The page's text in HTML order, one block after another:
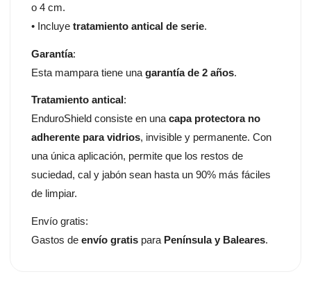
o 4 cm.
• Incluyetratamiento antical de serie.
Garantía:
Esta mampara tiene unagarantía de 2 años.
Tratamiento antical:
EnduroShield consiste en una capa protectora no
adherente para vidrios, invisible y permanente. Con
una única aplicación, permite que los restos de
suciedad, cal y jabón sean hasta un 90% más fáciles
de limpiar.
Envío gratis:
Gastos deenvío gratis para Península y Baleares.